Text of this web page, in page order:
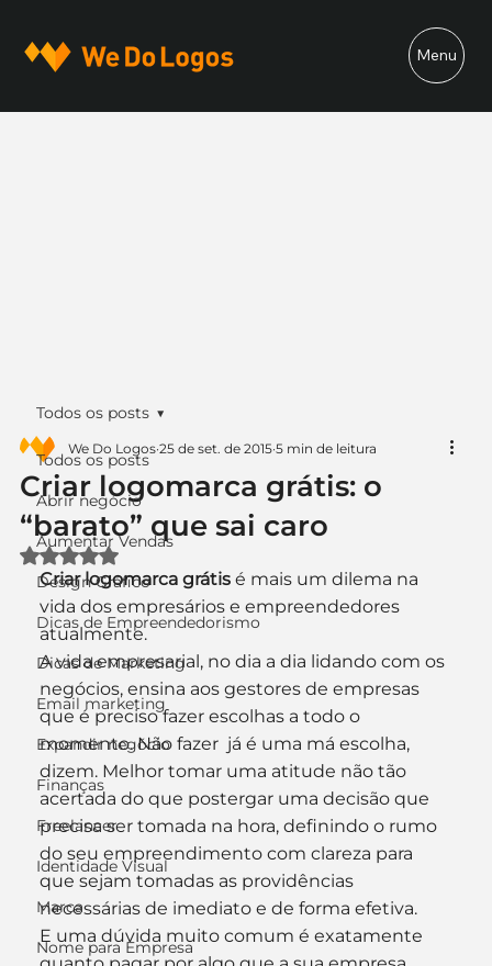
Menu
Todos os posts
Abrir negócio
Aumentar Vendas
Design Gráfico
Dicas de Empreendedorismo
Dicas de Marketing
Email marketing
Expandir negócio
Finanças
Freelancer
Identidade Visual
Marca
Nome para Empresa
Todos os posts
Criar logomarca grátis: o
“barato” que sai caro
We Do Logos 25 de set. de 2015 5 min de leitura
Avaliado com NaN de 5 estrelas.
Criar logomarca grátis é mais um dilema na
vida dos empresários e empreendedores
atualmente.
A vida empresarial, no dia a dia lidando com os
negócios, ensina aos gestores de empresas
que é preciso fazer escolhas a todo o
momento. Não fazer  já é uma má escolha,
dizem. Melhor tomar uma atitude não tão
acertada do que postergar uma decisão que
precisa ser tomada na hora, definindo o rumo
do seu empreendimento com clareza para
que sejam tomadas as providências
necessárias de imediato e de forma efetiva.
E uma dúvida muito comum é exatamente